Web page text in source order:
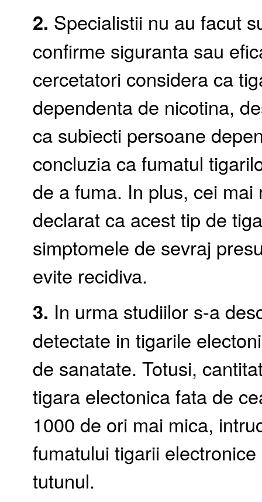
2. Specialistii nu au facut
confirme siguranta sau
cercetatori considera ca
dependenta de nicotina,
ca subiecti persoane
concluzia ca fumatul
de a fuma. In plus, cei
declarat ca acest tip de
simptomele de sevraj
evite recidiva.
3. In urma studiilor s-a
detectate in tigarile
de sanatate. Totusi,
tigara electonica fata de
1000 de ori mai mica,
fumatului tigarii
tutunul.